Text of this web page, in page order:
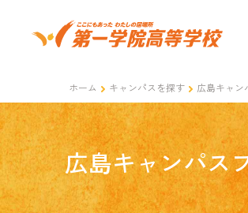
ホーム キャンパスを探す 広島キャン
広島キャンパス